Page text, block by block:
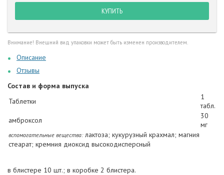
КУПИТЬ
Внимание! Внешний вид упаковки может быть изменен производителем.
Описание
Отзывы
Состав и форма выпуска
Таблетки
1
табл.
амброксол
30
мг
вспомогательные вещества:лактоза; кукурузный крахмал; магния
стеарат; кремния диоксид высокодисперсный
в блистере 10 шт.; в коробке 2 блистера.